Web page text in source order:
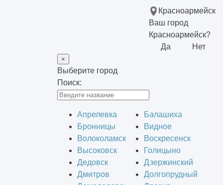
Красноармейск
Ваш город
Красноармейск?
Да
Нет
×
Выберите город
Поиск:
Апрелевка
Балашиха
Бронницы
Видное
Волоколамск
Воскресенск
Высоковск
Голицыно
Дедовск
Дзержинский
Дмитров
Долгопрудный